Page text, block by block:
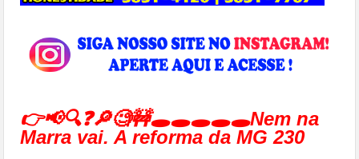
👉📢🔍❓🔎🧐🚧🕳🕳🕳🕳🕳Nem na
Marra vai. A reforma da MG 230